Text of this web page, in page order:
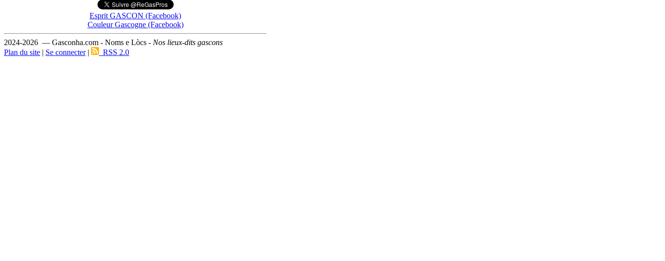
Esprit GASCON (Facebook)
Couleur Gascogne (Facebook)
2024-2026 — Gasconha.com - Noms e Lòcs - Nos lieux-dits gascons
Plan du site | Se connecter| RSS 2.0